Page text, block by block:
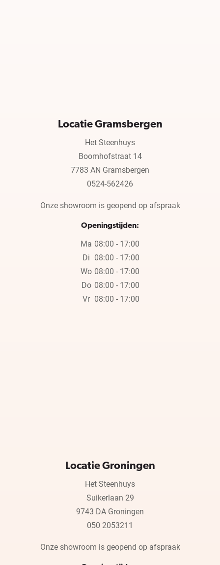
Locatie Gramsbergen
Het Steenhuys
Boomhofstraat 14
7783 AN Gramsbergen
0524-562426
Onze showroom is geopend op afspraak
Openingstijden:
Ma 08:00 - 17:00
Di 08:00 - 17:00
Wo 08:00 - 17:00
Do 08:00 - 17:00
Vr 08:00 - 17:00
Locatie Groningen
Het Steenhuys
Suikerlaan 29
9743 DA Groningen
050 2053211
Onze showroom is geopend op afspraak